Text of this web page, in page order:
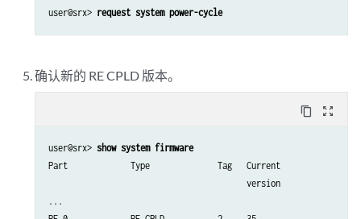
user@srx> request system power-cycle
确认新的 RE CPLD 版本。
content_copy zoom_out_map
user@srx> show system firmware
Part             Type              Tag   Current
version
...